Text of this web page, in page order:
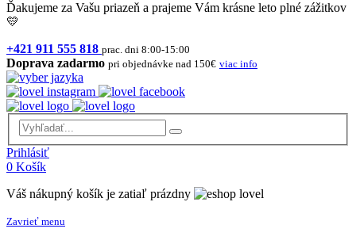
Ďakujeme za Vašu priazeň a prajeme Vám krásne leto plné zážitkov
💛
+421 911 555 818 prac. dni 8:00-15:00
Doprava zadarmo pri objednávke nad 150€ viac info
Prihlásiť
0 Košík
Váš nákupný košík je zatiaľ prázdny
Zavrieť menu